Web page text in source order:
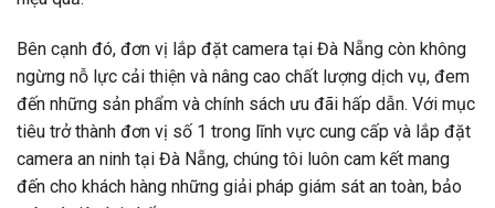
Bên cạnh đó, đơn vị lắp đặt camera tại Đà Nẵng còn không
ngừng nỗ lực cải thiện và nâng cao chất lượng dịch vụ, đem
đến những sản phẩm và chính sách ưu đãi hấp dẫn. Với mục
tiêu trở thành đơn vị số 1 trong lĩnh vực cung cấp và lắp đặt
camera an ninh tại Đà Nẵng, chúng tôi luôn cam kết mang
đến cho khách hàng những giải pháp giám sát an toàn, bảo